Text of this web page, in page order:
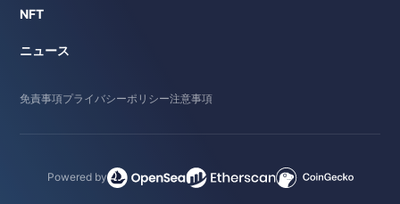
NFT
ニュース
免責事項プライバシーポリシー注意事項
Powered by